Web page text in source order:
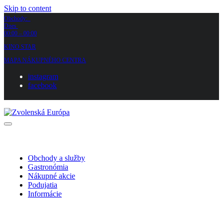
Skip to content
Obchody:
Dnes
00:00 – 00:00
KINO STAR
MAPA NÁKUPNÉHO CENTRA
instagram
facebook
Obchody a služby
Gastronómia
Nákupné akcie
Podujatia
Informácie